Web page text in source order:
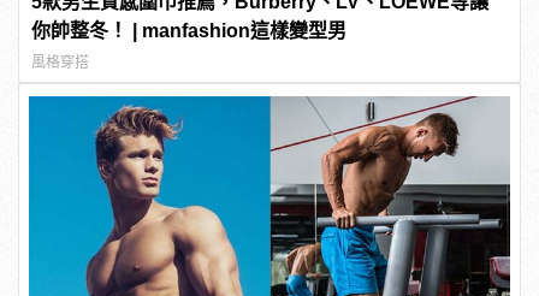
你帥整冬！ | manfashion這樣變型男
風格穿搭